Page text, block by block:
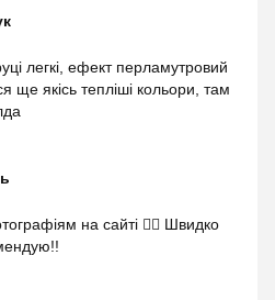
легкі, ефект перламутровий
ще якісь тепліші кольори, там
на сайті 👍🏻 Швидко